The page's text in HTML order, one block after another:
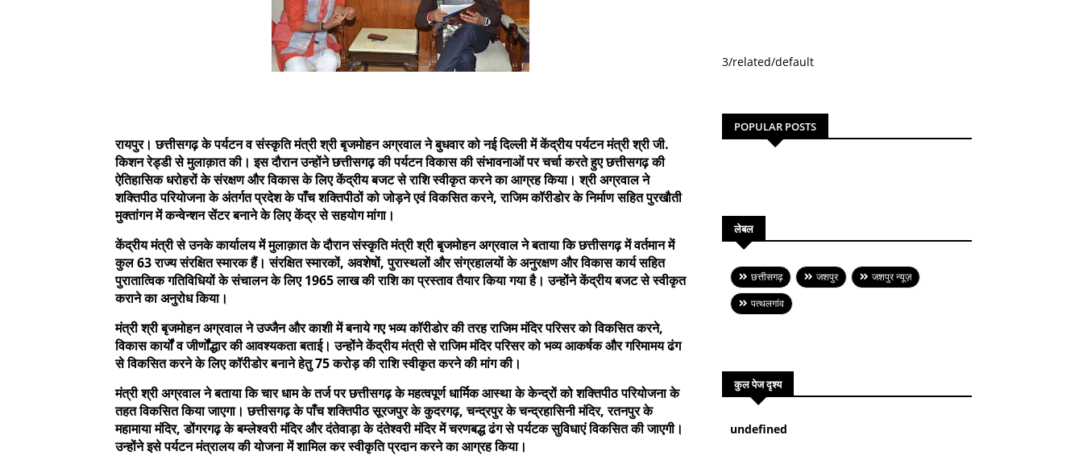
रायपुर। छत्तीसगढ़ के पर्यटन व संस्कृति मंत्री श्री बृजमोहन अग्रवाल ने बुधवार को नई दिल्ली में केंद्रीय पर्यटन मंत्री श्री जी.
किशन रेड्डी से मुलाक़ात की। इस दौरान उन्होंने छत्तीसगढ़ की पर्यटन विकास की संभावनाओं पर चर्चा करते हुए छत्तीसगढ़ की
ऐतिहासिक धरोहरों के संरक्षण और विकास के लिए केंद्रीय बजट से राशि स्वीकृत करने का आग्रह किया। श्री अग्रवाल ने
शक्तिपीठ परियोजना के अंतर्गत प्रदेश के पाँच शक्तिपीठों को जोड़ने एवं विकसित करने, राजिम कॉरीडोर के निर्माण सहित पुरखौती
मुक्तांगन में कन्वेन्शन सेंटर बनाने के लिए केंद्र से सहयोग मांगा।
केंद्रीय मंत्री से उनके कार्यालय में मुलाक़ात के दौरान संस्कृति मंत्री श्री बृजमोहन अग्रवाल ने बताया कि छत्तीसगढ़ में वर्तमान में
कुल 63 राज्य संरक्षित स्मारक हैं। संरक्षित स्मारकों, अवशेषों, पुरास्थलों और संग्रहालयों के अनुरक्षण और विकास कार्य सहित
पुरातात्विक गतिविधियों के संचालन के लिए 1965 लाख की राशि का प्रस्ताव तैयार किया गया है। उन्होंने केंद्रीय बजट से स्वीकृत
कराने का अनुरोध किया।
मंत्री श्री बृजमोहन अग्रवाल ने उज्जैन और काशी में बनाये गए भव्य कॉरीडोर की तरह राजिम मंदिर परिसर को विकसित करने,
विकास कार्यों व जीर्णोंद्धार की आवश्यकता बताई। उन्होंने केंद्रीय मंत्री से राजिम मंदिर परिसर को भव्य आकर्षक और गरिमामय ढंग
से विकसित करने के लिए कॉरीडोर बनाने हेतु 75 करोड़ की राशि स्वीकृत करने की मांग की।
मंत्री श्री अग्रवाल ने बताया कि चार धाम के तर्ज पर छत्तीसगढ़ के महत्वपूर्ण धार्मिक आस्था के केन्द्रों को शक्तिपीठ परियोजना के
तहत विकसित किया जाएगा। छत्तीसगढ़ के पाँच शक्तिपीठ सूरजपुर के कुदरगढ़, चन्द्रपुर के चन्द्रहासिनी मंदिर, रतनपुर के
महामाया मंदिर, डोंगरगढ़ के बम्लेश्वरी मंदिर और दंतेवाड़ा के दंतेश्वरी मंदिर में चरणबद्ध ढंग से पर्यटक सुविधाएं विकसित की जाएगी।
उन्होंने इसे पर्यटन मंत्रालय की योजना में शामिल कर स्वीकृति प्रदान करने का आग्रह किया।
3/related/default
POPULAR POSTS
लेबल
छत्तीसगढ़ जशपुर
जशपुर न्यूज़
पत्थलगांव
कुल पेज दृश्य
undefned